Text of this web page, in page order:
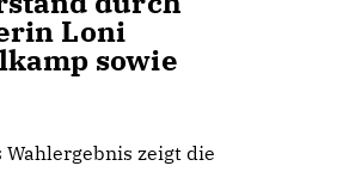
Loni
sowie
zeigt die